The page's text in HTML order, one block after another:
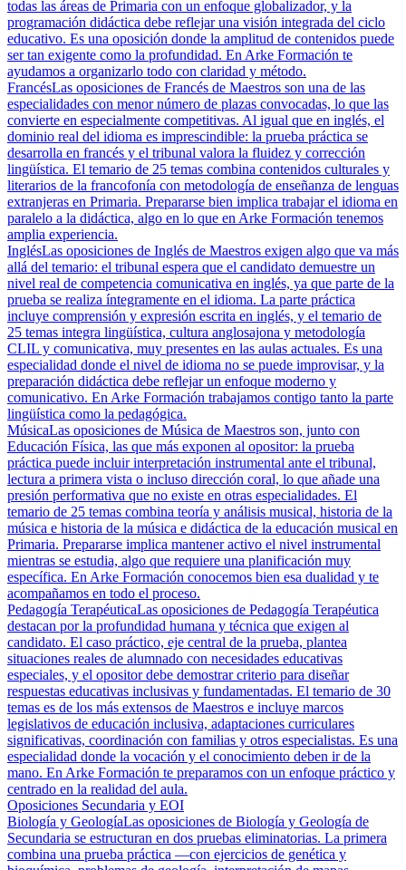
todas las áreas de Primaria con un enfoque globalizador, y la
programación didáctica debe reflejar una visión integrada del ciclo
educativo. Es una oposición donde la amplitud de contenidos puede
ser tan exigente como la profundidad. En Arke Formación te
ayudamos a organizarlo todo con claridad y método.
FrancésLas oposiciones de Francés de Maestros son una de las
especialidades con menor número de plazas convocadas, lo que las
convierte en especialmente competitivas. Al igual que en inglés, el
dominio real del idioma es imprescindible: la prueba práctica se
desarrolla en francés y el tribunal valora la fluidez y corrección
lingüística. El temario de 25 temas combina contenidos culturales y
literarios de la francofonía con metodología de enseñanza de lenguas
extranjeras en Primaria. Prepararse bien implica trabajar el idioma en
paralelo a la didáctica, algo en lo que en Arke Formación tenemos
amplia experiencia.
InglésLas oposiciones de Inglés de Maestros exigen algo que va más
allá del temario: el tribunal espera que el candidato demuestre un
nivel real de competencia comunicativa en inglés, ya que parte de la
prueba se realiza íntegramente en el idioma. La parte práctica
incluye comprensión y expresión escrita en inglés, y el temario de
25 temas integra lingüística, cultura anglosajona y metodología
CLIL y comunicativa, muy presentes en las aulas actuales. Es una
especialidad donde el nivel de idioma no se puede improvisar, y la
preparación didáctica debe reflejar un enfoque moderno y
comunicativo. En Arke Formación trabajamos contigo tanto la parte
lingüística como la pedagógica.
MúsicaLas oposiciones de Música de Maestros son, junto con
Educación Física, las que más exponen al opositor: la prueba
práctica puede incluir interpretación instrumental ante el tribunal,
lectura a primera vista o incluso dirección coral, lo que añade una
presión performativa que no existe en otras especialidades. El
temario de 25 temas combina teoría y análisis musical, historia de la
música e historia de la música e didáctica de la educación musical en
Primaria. Prepararse implica mantener activo el nivel instrumental
mientras se estudia, algo que requiere una planificación muy
específica. En Arke Formación conocemos bien esa dualidad y te
acompañamos en todo el proceso.
Pedagogía TerapéuticaLas oposiciones de Pedagogía Terapéutica
destacan por la profundidad humana y técnica que exigen al
candidato. El caso práctico, eje central de la prueba, plantea
situaciones reales de alumnado con necesidades educativas
especiales, y el opositor debe demostrar criterio para diseñar
respuestas educativas inclusivas y fundamentadas. El temario de 30
temas es de los más extensos de Maestros e incluye marcos
legislativos de educación inclusiva, adaptaciones curriculares
significativas, coordinación con familias y otros especialistas. Es una
especialidad donde la vocación y el conocimiento deben ir de la
mano. En Arke Formación te preparamos con un enfoque práctico y
centrado en la realidad del aula.
Oposiciones Secundaria y EOI
Biología y GeologíaLas oposiciones de Biología y Geología de
Secundaria se estructuran en dos pruebas eliminatorias. La primera
combina una prueba práctica —con ejercicios de genética y